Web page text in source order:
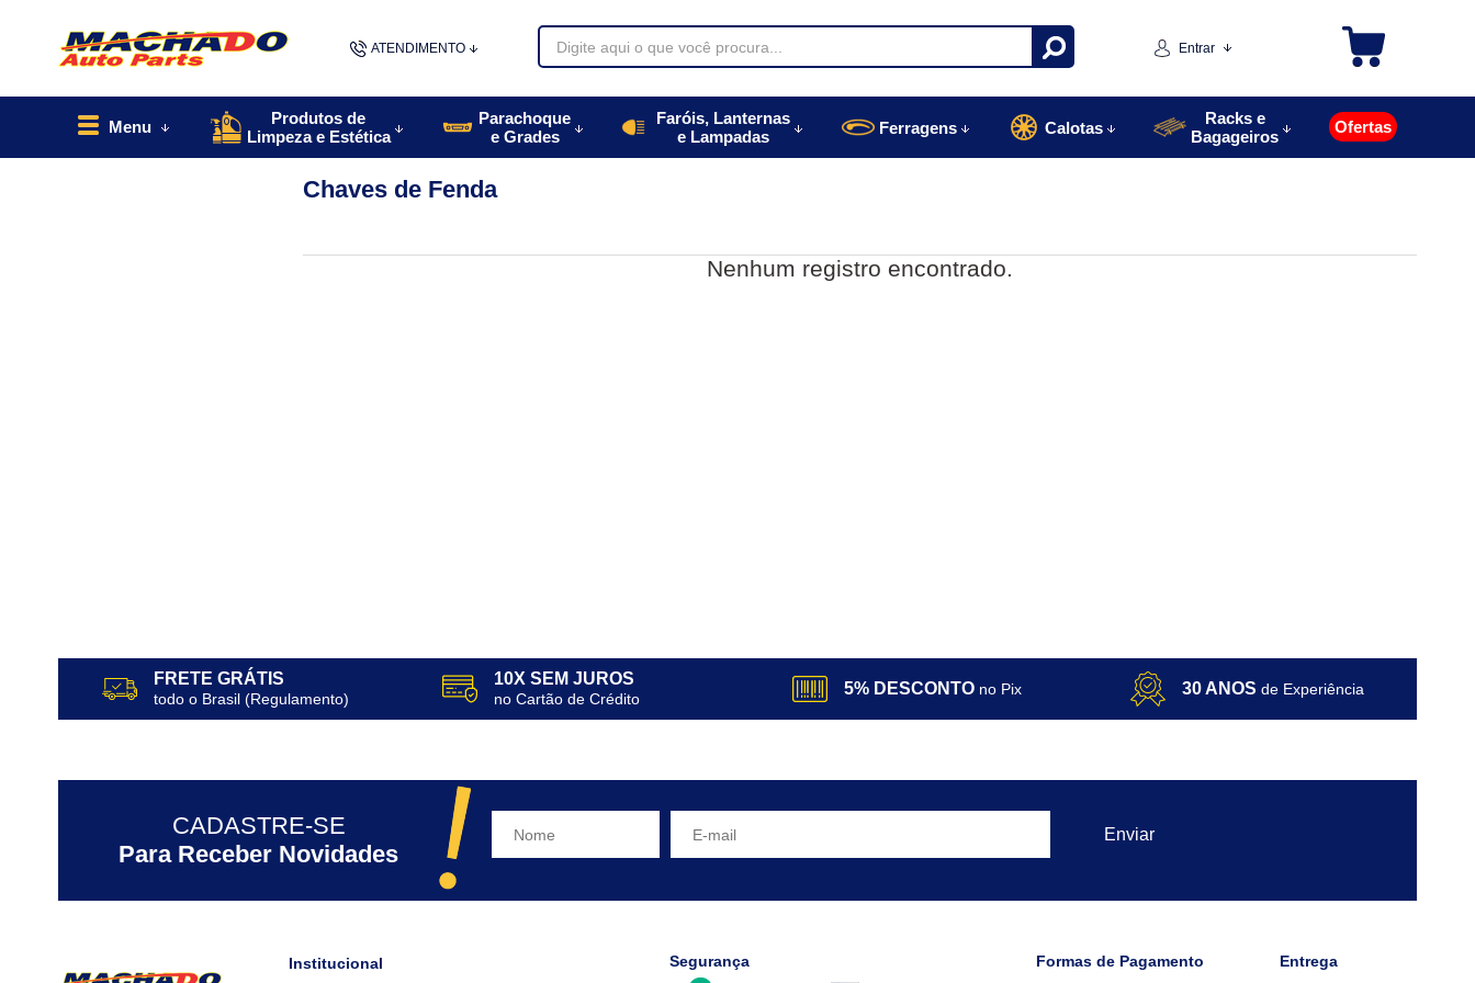
ATENDIMENTO
48996770085
Entrar
Menu
Produtos de
Limpeza e Estética
Parachoque
e Grades
Faróis, Lanternas
e Lampadas
Ferragens Calotas
Racks e
Bagageiros
Ofertas
Chaves de Fenda
Nenhum registro encontrado.
FRETE GRÁTIS
todo o Brasil (Regulamento)
10X SEM JUROS
no Cartão de Crédito
5% DESCONTO no Pix 30 ANOS de Experiência
CADASTRE-SE
Para Receber Novidades
Institucional Segurança Formas de Pagamento Entrega